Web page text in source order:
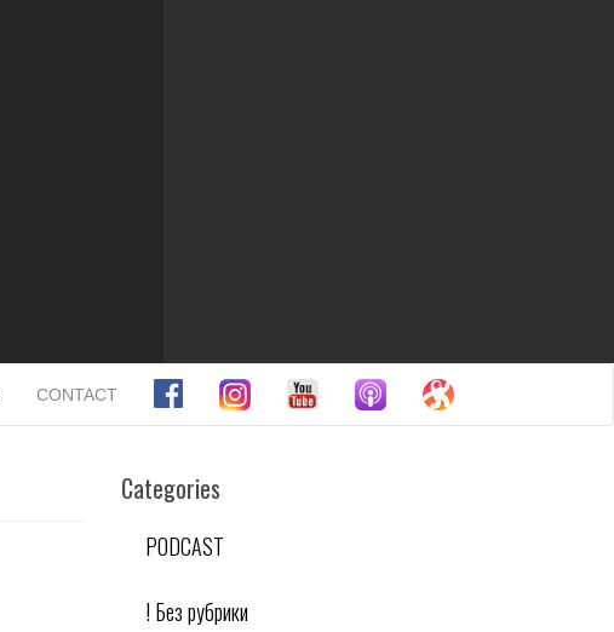
CONTACT
Categories
PODCAST
! Без рубрики